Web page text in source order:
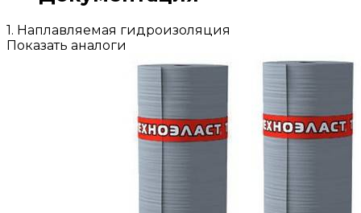
1. Наплавляемая гидроизоляция
Показать аналоги